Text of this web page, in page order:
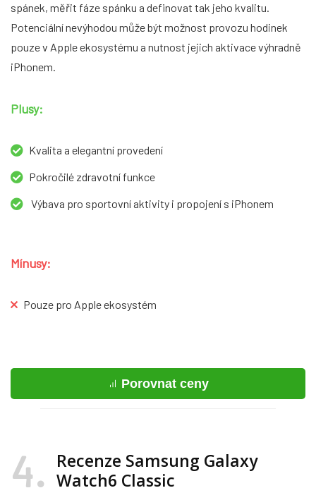
spánek, měřit fáze spánku a definovat tak jeho kvalitu.
Potenciální nevýhodou může být možnost provozu hodinek
pouze v Apple ekosystému a nutnost jejich aktivace výhradně
iPhonem.
Plusy:
Kvalita a elegantní provedení
Pokročilé zdravotní funkce
Výbava pro sportovní aktivity i propojení s iPhonem
Mínusy:
Pouze pro Apple ekosystém
Porovnat ceny
4
Recenze Samsung Galaxy
Watch6 Classic